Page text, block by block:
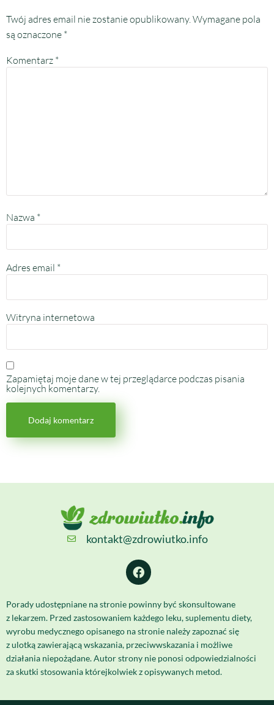
Twój adres email nie zostanie opublikowany.Wymagane pola
są oznaczone *
Komentarz *
Nazwa *
Adres email *
Witryna internetowa
Zapamiętaj moje dane w tej przeglądarce podczas pisania
kolejnych komentarzy.
kontakt@zdrowiutko.info
Porady udostępniane na stronie powinny być skonsultowane
z lekarzem. Przed zastosowaniem każdego leku, suplementu diety,
wyrobu medycznego opisanego na stronie należy zapoznać się
z ulotką zawierającą wskazania, przeciwwskazania i możliwe
działania niepożądane. Autor strony nie ponosi odpowiedzialności
za skutki stosowania którejkolwiek z opisywanych metod.